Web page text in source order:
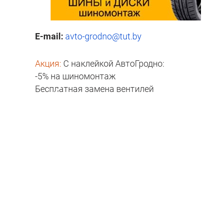
E-mail: avto-grodno@tut.by
Акция: С наклейкой АвтоГродно:
-5% на шиномонтаж
Бесплатная замена вентилей